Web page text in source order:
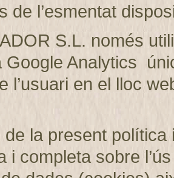
de l’esmentat
S.L. només
Google Analytics
l’usuari en el lloc
de la present
i completa sobre